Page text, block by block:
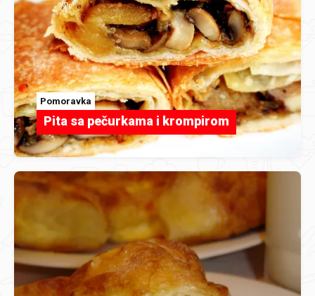
Pomoravka
Pita sa pečurkama i krompirom